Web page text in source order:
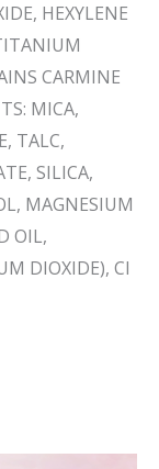
HEXYLENE
CARMINE
MICA,
TALC,
SILICA,
MAGNESIUM
OIL,
DIOXIDE), CI